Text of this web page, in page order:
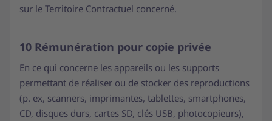
sur le Territoire Contractuel concerné.
10 Rémunération pour copie privée
En ce qui concerne les appareils ou les supports
permettant de réaliser ou de stocker des reproductions
(p. ex, scanners, imprimantes, tablettes, smartphones,
CD, disques durs, cartes SD, clés USB, photocopieurs),